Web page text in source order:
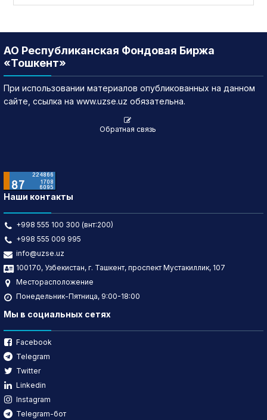
АО Республиканская Фондовая Биржа
«Тошкент»
При использовании материалов опубликованных на данном
сайте, ссылка на www.uzse.uz обязательна.
Обратная связь
Наши контакты
+998 555 100 300 (внт:200)
+998 555 009 995
info@uzse.uz
100170, Узбекистан, г. Ташкент, проспект Мустакиллик, 107
Месторасположение
Понедельник-Пятница, 9:00-18:00
Мы в социальных сетях
Facebook
Telegram
Twitter
Linkedin
Instagram
Telegram-бот